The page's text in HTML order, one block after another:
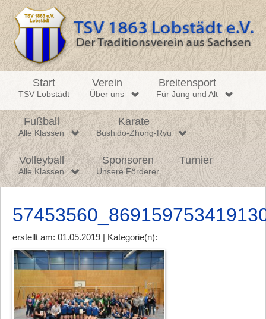
Start
TSV Lobstädt
Verein
Über uns
Breitensport
Für Jung und Alt
Fußball
Alle Klassen
Karate
Bushido-Zhong-Ryu
Volleyball
Alle Klassen
Sponsoren
Unsere Förderer
Turnier
erstellt am: 01.05.2019 | Kategorie(n):